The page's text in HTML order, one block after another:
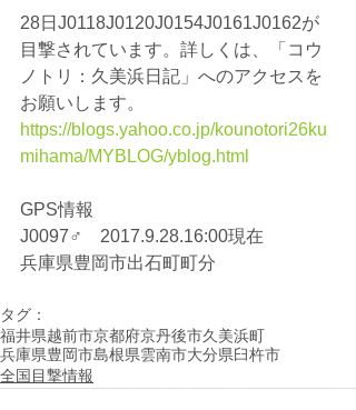
28日J0118J0120J0154J0161J0162が
目撃されています。詳しくは、「コウ
ノトリ：久美浜日記」へのアクセスを
お願いします。
https://blogs.yahoo.co.jp/kounotori26ku
mihama/MYBLOG/yblog.html
GPS情報
J0097♂　2017.9.28.16:00現在
兵庫県豊岡市出石町町分
タグ：
福井県越前市京都府京丹後市久美浜町
兵庫県豊岡市島根県雲南市大分県臼杵市
全国目撃情報